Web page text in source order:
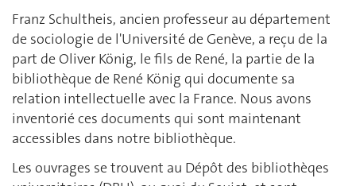
Franz Schultheis, ancien professeur au département
de sociologie de l'Université de Genève, a reçu de la
part de Oliver König, le fils de René, la partie de la
bibliothèque de René König qui documente sa
relation intellectuelle avec la France. Nous avons
inventorié ces documents qui sont maintenant
accessibles dans notre bibliothèque.
Les ouvrages se trouvent au Dépôt des bibliothèqes